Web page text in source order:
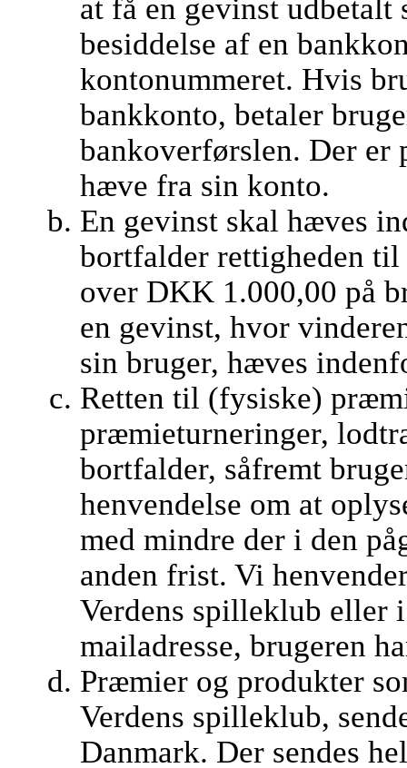
at få en gevinst
besiddelse af en
kontonummeret. Hvis
bankkonto, betaler
bankoverførslen. Der er
hæve fra sin konto.
En gevinst skal hæves
bortfalder rettigheden til
over DKK 1.000,00 på
en gevinst, hvor
sin bruger, hæves
Retten til (fysiske)
præmieturneringer,
bortfalder, såfremt
henvendelse om at
med mindre der i den
anden frist. Vi
Verdens spilleklub
mailadresse, brugeren
Præmier og produkter
Verdens spilleklub,
Danmark. Der sendes